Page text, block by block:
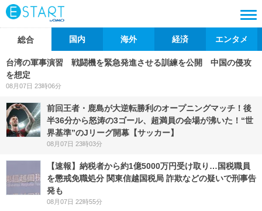
総合 国内 海外 経済 エンタメ
台湾の軍事演習 戦闘機を緊急発進させる訓練を公開 中国の侵攻
を想定
08月07日 23時06分
前回王者・鹿島が大逆転勝利のオープニングマッチ！後
半36分から怒涛の3ゴール、超満員の会場が沸いた！“世
界基準”のJリーグ開幕【サッカー】
08月07日 23時03分
【速報】納税者から約1億5000万円受け取り…国税職員
を懲戒免職処分 関東信越国税局 詐欺などの疑いで刑事告
発も
08月07日 22時55分